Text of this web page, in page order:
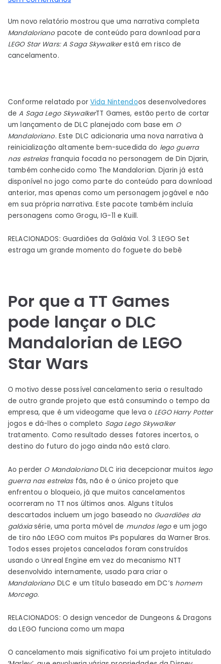
DLC
Mandalorian
para
ser
descartado
Um novo relatório mostrou que uma narrativa completa
Mandaloriano pacote de conteúdo para download para
LEGO Star Wars: A Saga Skywalkerestá em risco de
cancelamento.
Conforme relatado por Vida Nintendoos desenvolvedores
deA Saga Lego SkywalkerTT Games, estão perto de cortar
um lançamento de DLC planejado com base em O
Mandaloriano. Este DLC adicionaria uma nova narrativa à
reinicialização altamente bem-sucedida do lego guerra
nas estrelasfranquia focada no personagem de Din Djarin,
também conhecido como The Mandalorian. Djarin já está
disponível no jogo como parte do conteúdo para download
anterior, mas apenas como um personagem jogável e não
em sua própria narrativa. Este pacote também incluía
personagens como Grogu, IG-11 e Kuill.
RELACIONADOS: Guardiões da Galáxia Vol. 3 LEGO Set
estraga um grande momento do foguete do bebê
Por que a TT Games
pode lançar o DLC
Mandalorian de LEGO
Star Wars
O motivo desse possível cancelamento seria o resultado
de outro grande projeto que está consumindo o tempo da
empresa, que é um videogame que leva o LEGO Harry Potter
jogos e dá-lhes o completo Saga Lego Skywalker
tratamento. Como resultado desses fatores incertos, o
destino do futuro do jogo ainda não está claro.
Ao perder O Mandaloriano DLC iria decepcionar muitos lego
guerra nas estrelasfãs, não é o único projeto que
enfrentou o bloqueio, já que muitos cancelamentos
ocorreram no TT nos últimos anos. Alguns títulos
descartados incluem um jogo baseado no Guardiões da
galáxiasérie, uma porta móvel de mundos lego e um jogo
de tiro não LEGO com muitos IPs populares da Warner Bros.
Todos esses projetos cancelados foram construídos
usando o Unreal Engine em vez do mecanismo NTT
desenvolvido internamente, usado para criar o
Mandaloriano DLC e um título baseado em DC’s homem
Morcego.
RELACIONADOS: O design vencedor de Dungeons & Dragons
da LEGO funciona como um mapa
O cancelamento mais significativo foi um projeto intitulado